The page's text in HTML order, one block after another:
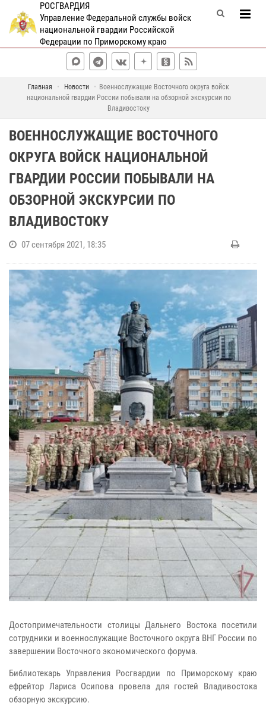
РОСГВАРДИЯ
Управление Федеральной службы войск
национальной гвардии Российской
Федерации по Приморскому краю
Главная Новости
Военнослужащие Восточного округа войск
национальной гвардии России побывали на обзорной экскурсии по
Владивостоку
ВОЕННОСЛУЖАЩИЕ ВОСТОЧНОГО
ОКРУГА ВОЙСК НАЦИОНАЛЬНОЙ
ГВАРДИИ РОССИИ ПОБЫВАЛИ НА
ОБЗОРНОЙ ЭКСКУРСИИ ПО
ВЛАДИВОСТОКУ
07 сентября 2021, 18:35
Достопримечательности столицы Дальнего Востока посетили
сотрудники и военнослужащие Восточного округа ВНГ России по
завершении Восточного экономического форума.
Библиотекарь Управления Росгвардии по Приморскому краю
ефрейтор Лариса Осипова провела для гостей Владивостока
обзорную экскурсию.